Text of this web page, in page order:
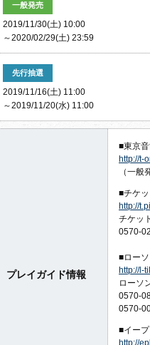
一般発売
2019/11/30(土) 10:00
～2020/02/29(土) 23:59
先行抽選
2019/11/16(土) 11:00
～2019/11/20(水) 11:00
プレイガイド情報
■東京
http://t-
（一般
■チケ
http://
チケッ
0570-
■ロー
http://l-
ローソ
0570-
0570-
■イー
http://